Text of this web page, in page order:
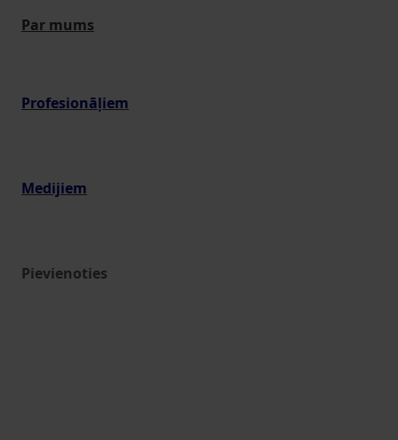
Par mums
Profesionāļiem
Medijiem
Pievienoties